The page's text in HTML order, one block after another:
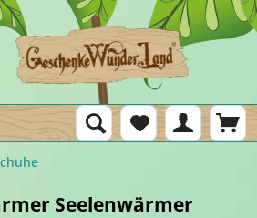
Seelenwärmer